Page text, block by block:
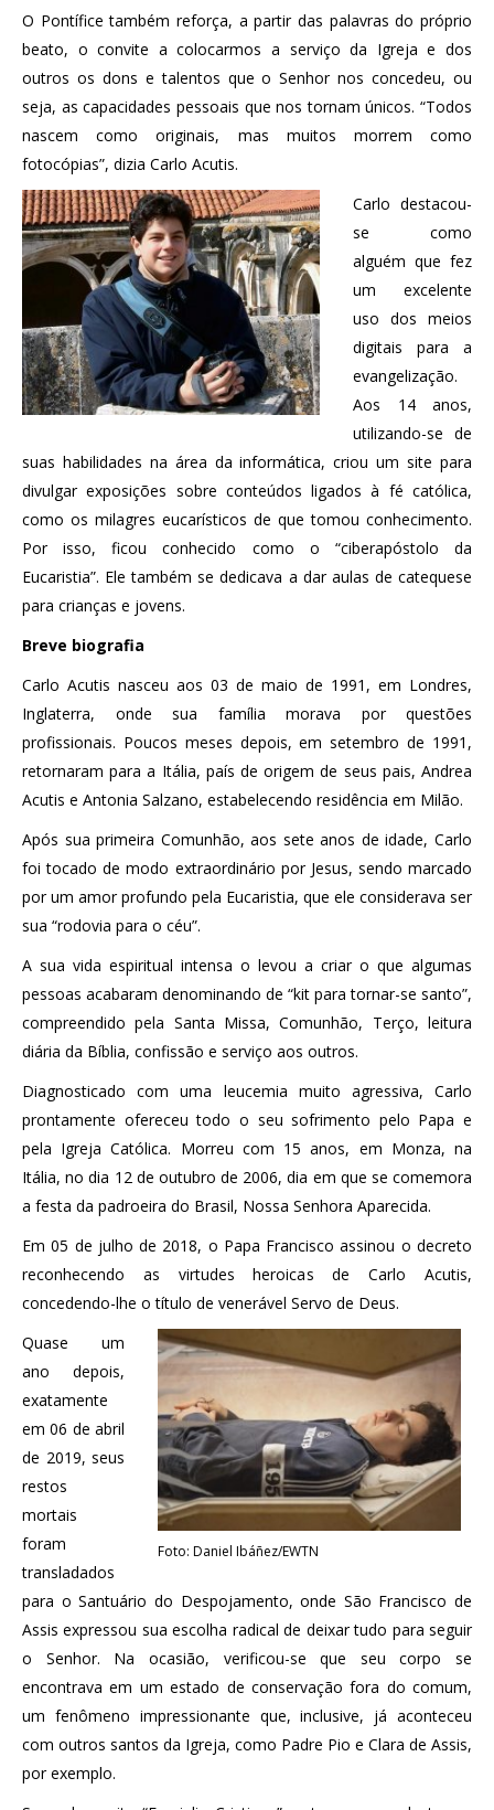
O Pontífice também reforça, a partir das palavras do próprio
beato, o convite a colocarmos a serviço da Igreja e dos
outros os dons e talentos que o Senhor nos concedeu, ou
seja, as capacidades pessoais que nos tornam únicos. “Todos
nascem como originais, mas muitos morrem como
fotocópias”, dizia Carlo Acutis.
Carlo destacou-
se como
alguém que fez
um excelente
uso dos meios
digitais para a
evangelização.
Aos 14 anos,
utilizando-se de
suas habilidades na área da informática, criou um site para
divulgar exposições sobre conteúdos ligados à fé católica,
como os milagres eucarísticos de que tomou conhecimento.
Por isso, ficou conhecido como o “ciberapóstolo da
Eucaristia”. Ele também se dedicava a dar aulas de catequese
para crianças e jovens.
Breve biografia
Carlo Acutis nasceu aos 03 de maio de 1991, em Londres,
Inglaterra, onde sua família morava por questões
profissionais. Poucos meses depois, em setembro de 1991,
retornaram para a Itália, país de origem de seus pais, Andrea
Acutis e Antonia Salzano, estabelecendo residência em Milão.
Após sua primeira Comunhão, aos sete anos de idade, Carlo
foi tocado de modo extraordinário por Jesus, sendo marcado
por um amor profundo pela Eucaristia, que ele considerava ser
sua “rodovia para o céu”.
A sua vida espiritual intensa o levou a criar o que algumas
pessoas acabaram denominando de “kit para tornar-se santo”,
compreendido pela Santa Missa, Comunhão, Terço, leitura
diária da Bíblia, confissão e serviço aos outros.
Diagnosticado com uma leucemia muito agressiva, Carlo
prontamente ofereceu todo o seu sofrimento pelo Papa e
pela Igreja Católica. Morreu com 15 anos, em Monza, na
Itália, no dia 12 de outubro de 2006, dia em que se comemora
a festa da padroeira do Brasil, Nossa Senhora Aparecida.
Em 05 de julho de 2018, o Papa Francisco assinou o decreto
reconhecendo as virtudes heroicas de Carlo Acutis,
concedendo-lhe o título de venerável Servo de Deus.
Foto: Daniel Ibáñez/EWTN
Quase um
ano depois,
exatamente
em 06 de abril
de 2019, seus
restos
mortais
foram
transladados
para o Santuário do Despojamento, onde São Francisco de
Assis expressou sua escolha radical de deixar tudo para seguir
o Senhor. Na ocasião, verificou-se que seu corpo se
encontrava em um estado de conservação fora do comum,
um fenômeno impressionante que, inclusive, já aconteceu
com outros santos da Igreja, como Padre Pio e Clara de Assis,
por exemplo.